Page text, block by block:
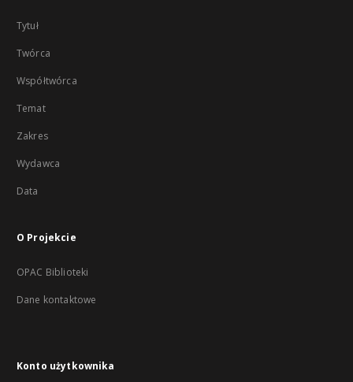
Tytuł
Twórca
Współtwórca
Temat
Zakres
Wydawca
Data
O Projekcie
OPAC Biblioteki
Dane kontaktowe
Konto użytkownika